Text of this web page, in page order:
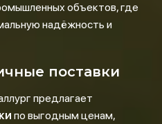
объектов, где
надёжность и
поставки
предлагает
по выгодным ценам,